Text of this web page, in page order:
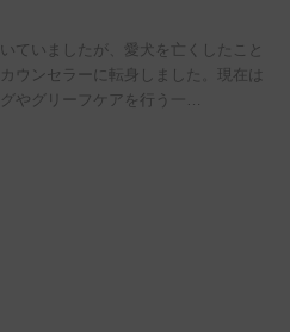
ていましたが、愛犬を亡くしたこと
ウンセラーに転身しました。現在は
やグリーフケアを行う一…